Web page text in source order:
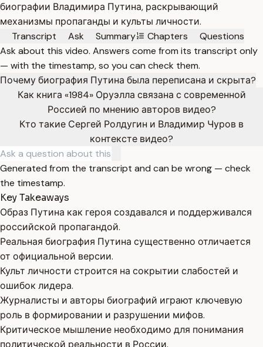
биографии Владимира Путина, раскрывающий
механизмы пропаганды и культы личности.
Transcript
Ask Summary Chapters
Questions
Ask about this video. Answers come from its transcript only
— with the timestamp, so you can check them.
Почему биография Путина была переписана и скрыта?
Как книга «1984» Оруэлла связана с современной
Россией по мнению авторов видео?
Кто такие Сергей Ролдугин и Владимир Чуров в
контексте видео?
Generated from the transcript and can be wrong — check
the timestamp.
Key Takeaways
Образ Путина как героя создавался и поддерживался
российской пропагандой.
Реальная биография Путина существенно отличается
от официальной версии.
Культ личности строится на сокрытии слабостей и
ошибок лидера.
Журналисты и авторы биографий играют ключевую
роль в формировании и разрушении мифов.
Критическое мышление необходимо для понимания
политической реальности в России.